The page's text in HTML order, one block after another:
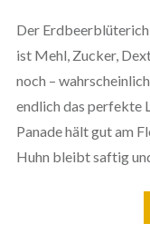
Der
ist Mehl, Zucker,
noch –
endlich das perfekte
Panade hält gut am
Huhn bleibt saftig